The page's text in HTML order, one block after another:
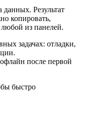
данных. Результат
копировать,
любой из панелей.
задачах: отладки,
после первой
быстро